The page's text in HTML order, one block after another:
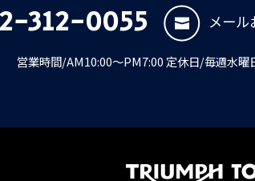
312-0055 メー
営業時間/AM10:00～PM7:00 定休日/毎週水曜